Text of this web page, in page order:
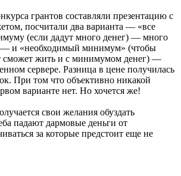
грантов составляли презентацию с
посчитали два варианта — «все
(если дадут много денег) — много
— и «необходимый минимум» (чтобы
сможет жить и с минимумом денег) —
сервере. Разница в цене получилась
При том что объективно никакой
варианте нет. Но хочется же!
свои желания обуздать
падают дармовые деньги от
за которые предстоит еще не